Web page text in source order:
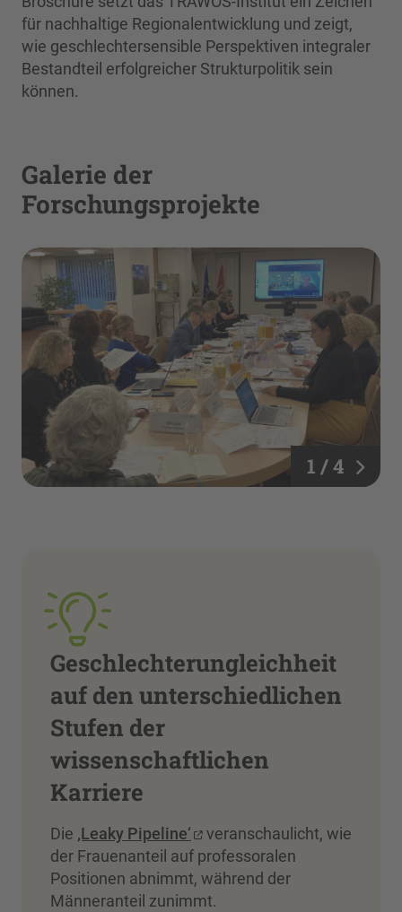
für nachhaltige Regionalentwicklung und zeigt,
wie geschlechtersensible Perspektiven integraler
Bestandteil erfolgreicher Strukturpolitik sein
können.
Galerie der
Forschungsprojekte
1 / 4
Geschlechterungleichheit
auf den unterschiedlichen
Stufen der
wissenschaftlichen
Karriere
Die ‚Leaky Pipeline‘
veranschaulicht, wie
der Frauenanteil auf professoralen
Positionen abnimmt, während der
Männeranteil zunimmt.